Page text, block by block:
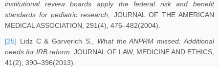
institutional review boards apply the federal risk and benefit
standards for pediatric research , JOURNAL OF THE AMERICAN
MEDICAL ASSOCIATION, 291(4), 476–482(2004).
[25] Lidz C & Garverich S., What the ANPRM missed: Additional
needs for IRB reform . JOURNAL OF LAW, MEDICINE AND ETHICS,
41(2), 390–396(2013).